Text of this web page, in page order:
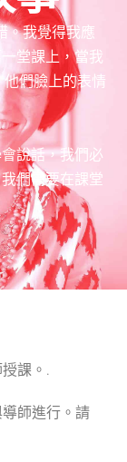
。我覺得我應
堂課上，當我
們臉上的表情
說話，我們必
們需要在課堂
課。.
師進行。請